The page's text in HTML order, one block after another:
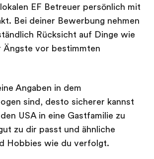
EF Betreuer persönlich mit
Bei deiner Bewerbung nehmen
Rücksicht auf Dinge wie
Ängste vor bestimmten
Angaben in dem
sind, desto sicherer kannst
USA in eine Gastfamilie zu
zu dir passt und ähnliche
Hobbies wie du verfolgt.